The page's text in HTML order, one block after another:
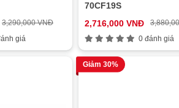
3,290,000 VNĐ
giá
70CF19S
2,716,000 VNĐ
0 đánh giá
Giảm 30%